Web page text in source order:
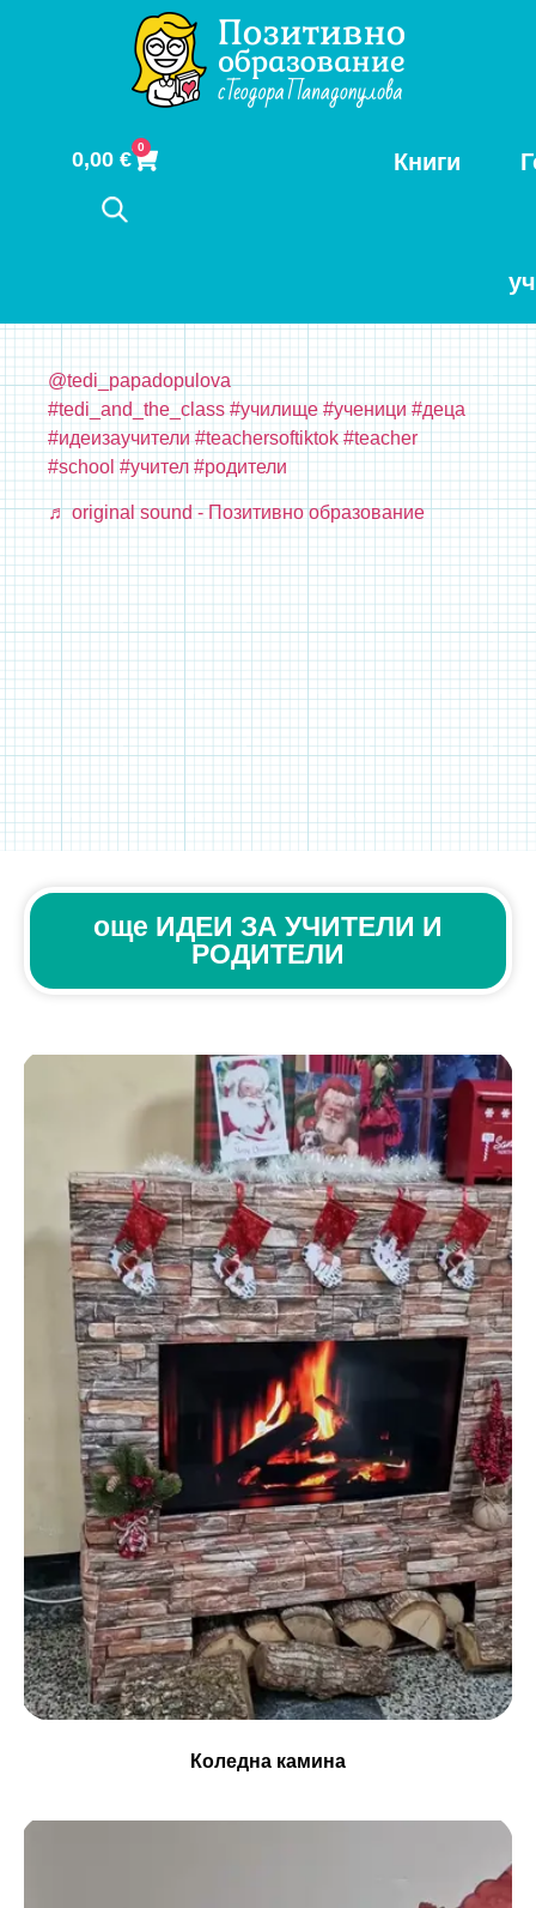
0,00€
0
Книги
@tedi_papadopulova
#tedi_and_the_class #училище #ученици #деца
#идеизаучители #teachersoftiktok #teacher
#school #учител #родители
♬ original sound - Позитивно образование
още ИДЕИ ЗА УЧИТЕЛИ И
РОДИТЕЛИ
Коледна камина